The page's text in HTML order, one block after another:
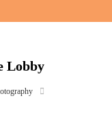
Lobby